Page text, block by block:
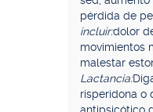
pérdida de
incluir:dolor
movimientos
malestar
Lactancia:
risperidona o